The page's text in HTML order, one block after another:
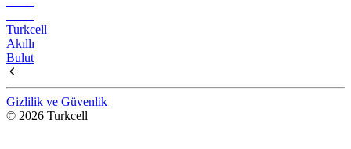
Turkcell
Akıllı
Bulut
Gizlilik ve Güvenlik
© 2026 Turkcell